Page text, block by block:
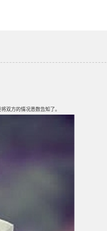
双方的情况悉数告知了。